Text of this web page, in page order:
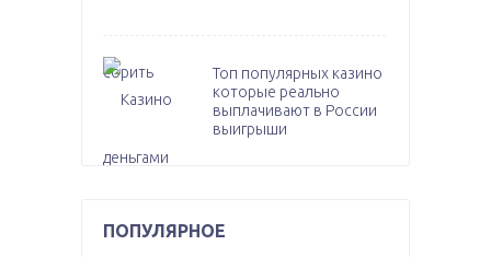
Топ популярных казино
которые реально
выплачивают в России
выигрыши
ПОПУЛЯРНОЕ